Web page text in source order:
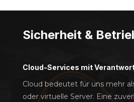
Sicherheit &
Cloud-Services mit
Cloud bedeutet für uns mehr
oder virtuelle Server. Eine